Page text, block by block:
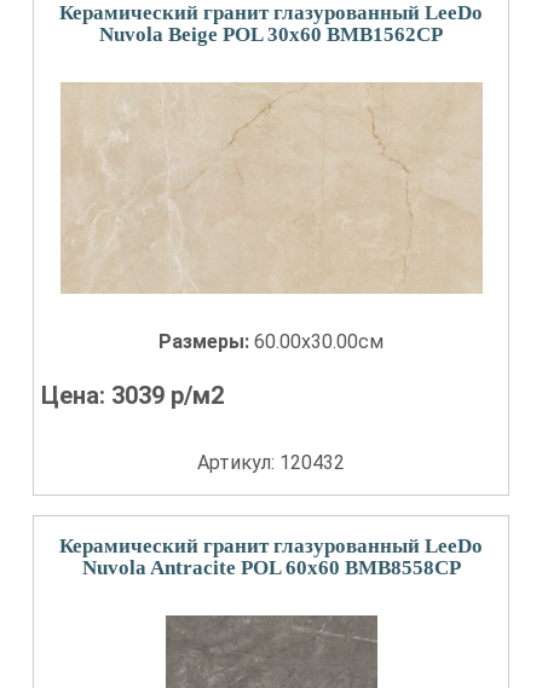
Керамический гранит глазурованный LeeDo
Nuvola Beige POL 30x60 BMB1562CP
Размеры: 60.00x30.00см
Цена: 3039 р/м2
Артикул: 120432
Керамический гранит глазурованный LeeDo
Nuvola Antracite POL 60x60 BMB8558CP